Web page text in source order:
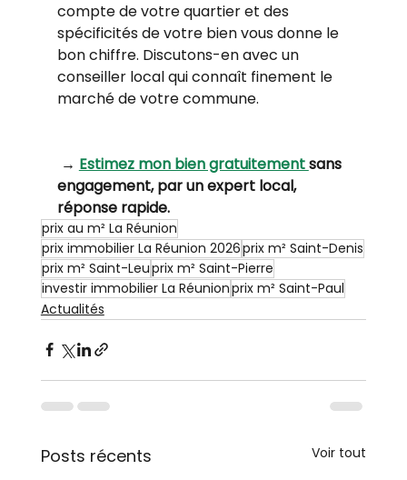
compte de votre quartier et des
spécificités de votre bien vous donne le
bon chiffre. Discutons-en avec un
conseiller local qui connaît finement le
marché de votre commune.
→ Estimez mon bien gratuitement sans
engagement, par un expert local,
réponse rapide.
prix au m² La Réunion
prix immobilier La Réunion 2026prix m² Saint-Denis
prix m² Saint-Leuprix m² Saint-Pierre
investir immobilier La Réunionprix m² Saint-Paul
Actualités
Posts récents Voir tout